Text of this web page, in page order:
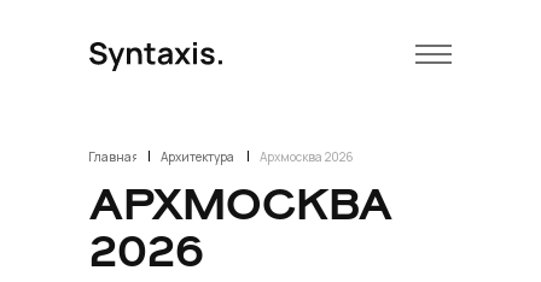
Главная | Архитектура | Архмосква 2026
АРХМОСКВА
2026